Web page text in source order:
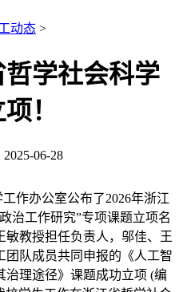
动态 >
学社会科学
！
2025-06-28
作办公室公布了2026年浙江
治工作研究”专项课题立项名
教授担任负责人，邬佳、王
团队成员共同申报的《人工智
治理途径》课题成功立项 (编